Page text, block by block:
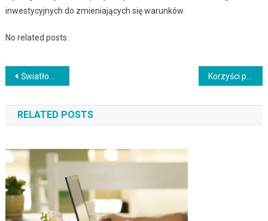
inwestycyjnych do zmieniających się warunków.
No related posts.
Nawigacja
wpisu
Światłowód Airmax Wrocław (Osiedle Oporów) – Nowa Era Komunikacji i Rozwoju
RELATED POSTS